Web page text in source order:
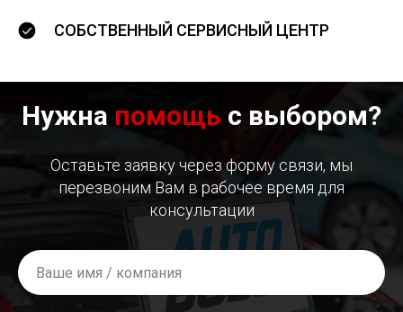
СОБСТВЕННЫЙ СЕРВИСНЫЙ ЦЕНТР
Нужна помощь с выбором?
Оставьте заявку через форму связи, мы
перезвоним Вам в рабочее время для
консультации